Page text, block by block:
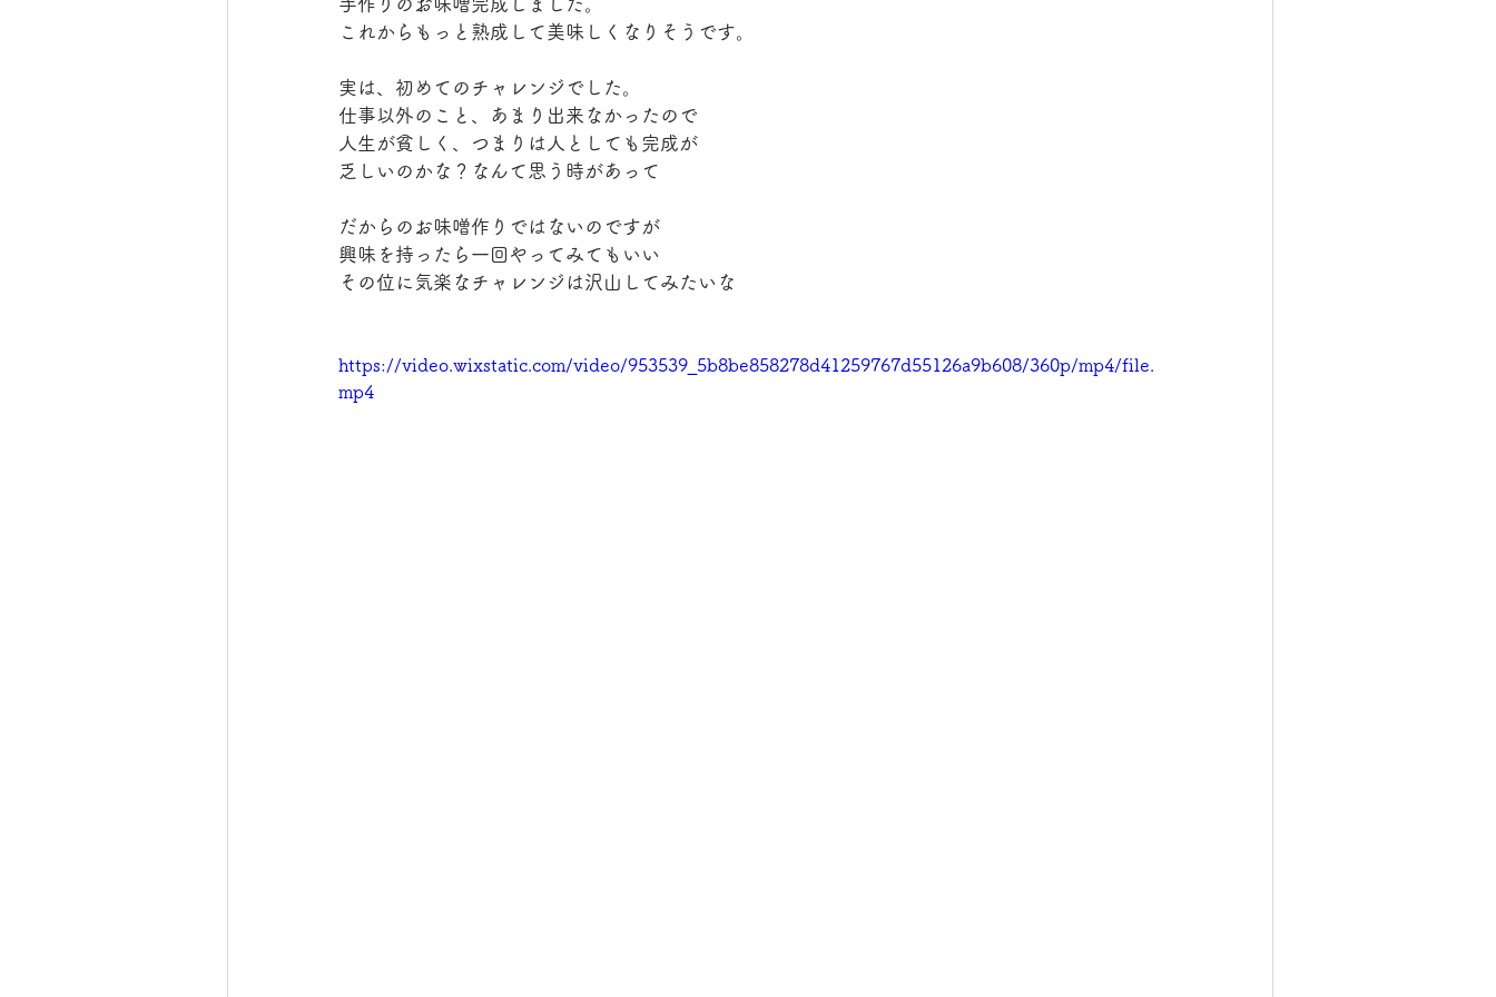
これからもっと熟成して美味しくなりそうです。
実は、初めてのチャレンジでした。
仕事以外のこと、あまり出来なかったので
人生が貧しく、つまりは人としても完成が
乏しいのかな？なんて思う時があって
だからのお味噌作りではないのですが
興味を持ったら一回やってみてもいい
その位に気楽なチャレンジは沢山してみたいな
https://video.wixstatic.com/video/953539_5b8be858278d41259767d55126a9b608/360p/mp4/file.
mp4